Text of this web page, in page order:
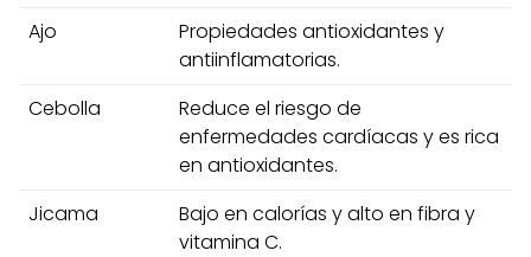
Ajo
Propiedades antioxidantes y
antiinflamatorias.
Cebolla
Reduce el riesgo de
enfermedades cardíacas y es rica
en antioxidantes.
Jicama
Bajo en calorías y alto en fibra y
vitamina C.